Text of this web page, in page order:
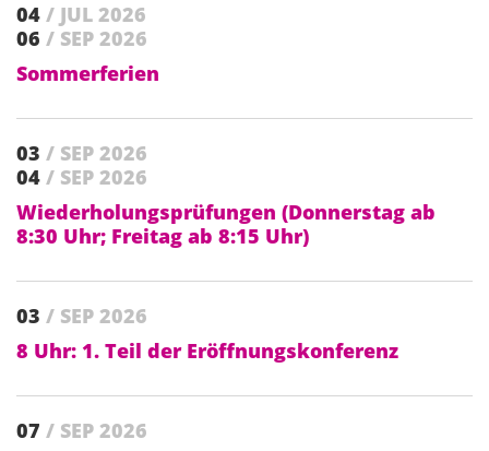
04 / JUL 2026
06 / SEP 2026
Sommerferien
03 / SEP 2026
04 / SEP 2026
Wiederholungsprüfungen (Donnerstag ab
8:30 Uhr; Freitag ab 8:15 Uhr)
03 / SEP 2026
8 Uhr: 1. Teil der Eröffnungskonferenz
07 / SEP 2026